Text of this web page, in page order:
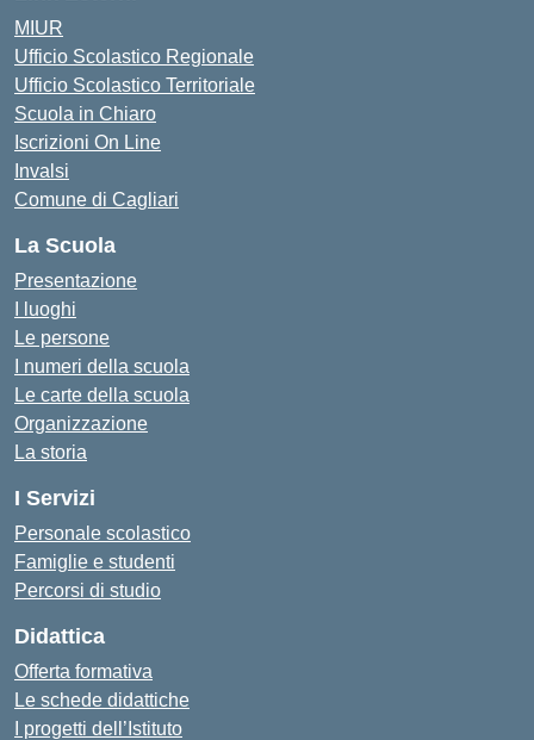
MIUR
Ufficio Scolastico Regionale
Ufficio Scolastico Territoriale
Scuola in Chiaro
Iscrizioni On Line
Invalsi
Comune di Cagliari
La Scuola
Presentazione
I luoghi
Le persone
I numeri della scuola
Le carte della scuola
Organizzazione
La storia
I Servizi
Personale scolastico
Famiglie e studenti
Percorsi di studio
Didattica
Offerta formativa
Le schede didattiche
I progetti dell’Istituto